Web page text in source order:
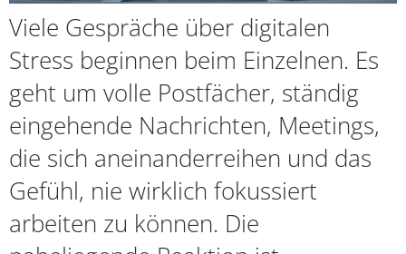
Viele Gespräche über digitalen
Stress beginnen beim Einzelnen. Es
geht um volle Postfächer, ständig
eingehende Nachrichten, Meetings,
die sich aneinanderreihen und das
Gefühl, nie wirklich fokussiert
arbeiten zu können. Die